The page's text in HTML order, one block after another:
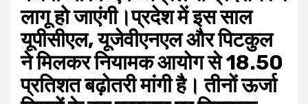
लागू हो जाएंगी।प्रदेश में इस साल
यूपीसीएल, यूजेवीएनएल और पिटकुल
ने मिलकर नियामक आयोग से 18.50
प्रतिशत बढ़ोतरी मांगी है। तीनों ऊर्जा